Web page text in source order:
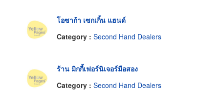
โอซาก้า เซกเกิ้น แฮนด์
Category : Second Hand Dealers
ร้าน มิกกี้เฟอร์นิเจอร์มือสอง
Category : Second Hand Dealers